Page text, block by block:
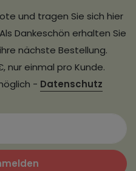
und tragen Sie sich hier
Dankeschön erhalten Sie
nächste Bestellung.
nur einmal pro Kunde.
- Datenschutz